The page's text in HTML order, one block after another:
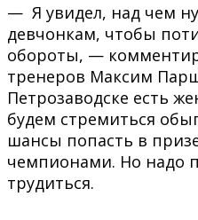
— Я увидел, над чем
девчонкам, чтобы
обороты, —
тренеров Максим
Петрозаводске есть
будем стремиться
шансы попасть в
чемпионами. Но надо
трудиться.